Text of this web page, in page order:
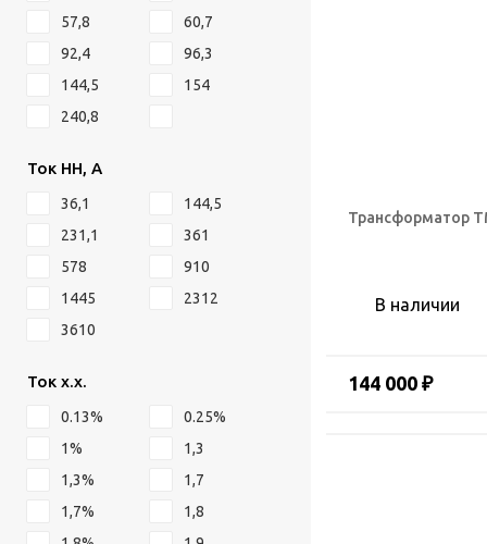
57,8
60,7
92,4
96,3
144,5
154
240,8
Ток НН, А
36,1
144,5
231,1
361
578
910
1445
2312
3610
Ток х.х.
0.13%
0.25%
1%
1,3
1,3%
1,7
1,7%
1,8
Трансформатор
В наличии
144 000 ₽